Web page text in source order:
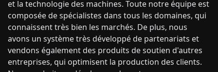
et la technologie des machines. Toute notre équipe est
composée de spécialistes dans tous les domaines, qui
connaissent très bien les marchés. De plus, nous
avons un système très développé de partenariats et
vendons également des produits de soutien d'autres
entreprises, qui optimisent la production des clients.